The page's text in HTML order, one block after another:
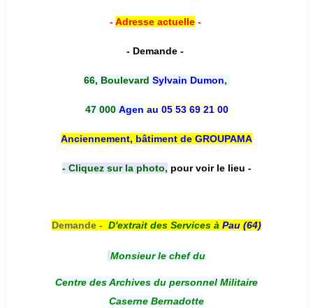
-Adresse actuelle-
- Demande -
66, Boulevard Sylvain Dumon,
47 000 Agen au 05 53 69 21 00
Anciennement, bâtiment de GROUPAMA
- Cliquez sur la photo, pour voir le lieu -
Demande - D'extrait des Services à Pau (64)
Monsieur le chef du
Centre des Archives du personnel Militaire
Caserne Bernadotte